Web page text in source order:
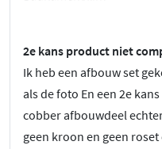
2e kans product niet
Ik heb een afbouw set
als de foto En een 2e
cobber afbouwdeel
geen kroon en geen